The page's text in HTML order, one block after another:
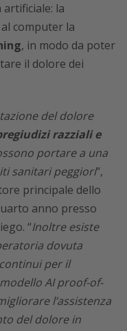
la
computer la
, in modo da poter
il dolore dei
del dolore
razziali e
portare a una
sanitari peggiori“,
principale dello
anno presso
“Inoltre esiste
dovuta
per il
AI proof-of-
l’assistenza
del dolore in